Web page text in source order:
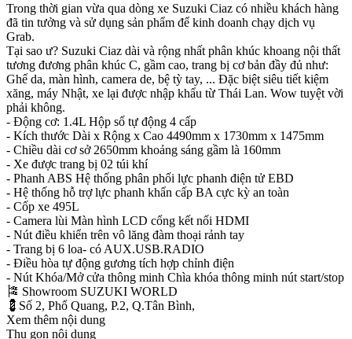
Trong thời gian vừa qua dòng xe Suzuki Ciaz có nhiều khách hàng
đã tin tưởng và sử dụng sản phẩm để kinh doanh chạy dịch vụ
Grab.
Tại sao ư? Suzuki Ciaz dài và rộng nhất phân khúc khoang nội thất
tương đương phân khúc C, gầm cao, trang bị cơ bản đầy đủ như:
Ghế da, màn hình, camera de, bệ tỳ tay, ... Đặc biệt siêu tiết kiệm
xăng, máy Nhật, xe lại được nhập khẩu từ Thái Lan. Wow tuyệt vời
phải không.
- Động cơ: 1.4L Hộp số tự động 4 cấp
- Kích thước Dài x Rộng x Cao 4490mm x 1730mm x 1475mm
- Chiều dài cơ sở 2650mm khoảng sáng gầm là 160mm
- Xe được trang bị 02 túi khí
- Phanh ABS Hệ thống phân phối lực phanh điện tử EBD
- Hệ thống hỗ trợ lực phanh khẩn cấp BA cực kỳ an toàn
- Cốp xe 495L
- Camera lùi Màn hình LCD cổng kết nối HDMI
- Nút điều khiển trên vô lăng đàm thoại rảnh tay
- Trang bị 6 loa- có AUX.USB.RADIO
- Điều hòa tự động gương tích hợp chỉnh điện
- Nút Khóa/Mở cửa thông minh Chìa khóa thông minh nút start/stop
🎏 Showroom SUZUKI WORLD
💈Số 2, Phổ Quang, P.2, Q.Tân Bình,
Xem thêm nội dung
Thu gọn nội dung